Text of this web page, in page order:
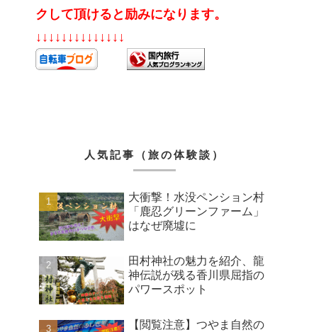
クして頂けると励みになります。
↓↓↓↓↓↓↓↓↓↓↓↓↓↓
人気記事（旅の体験談）
大衝撃！水没ペンション村
「鹿忍グリーンファーム」
はなぜ廃墟に
田村神社の魅力を紹介、龍
神伝説が残る香川県屈指の
パワースポット
【閲覧注意】つやま自然の